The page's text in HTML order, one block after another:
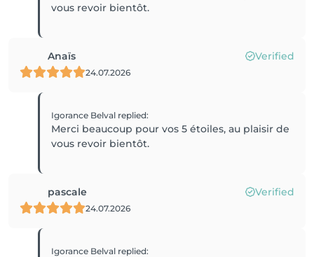
vous revoir bientôt.
Anaïs Verified
24.07.2026
Igorance Belval replied:
Merci beaucoup pour vos 5 étoiles, au plaisir de
vous revoir bientôt.
pascale Verified
24.07.2026
Igorance Belval replied: